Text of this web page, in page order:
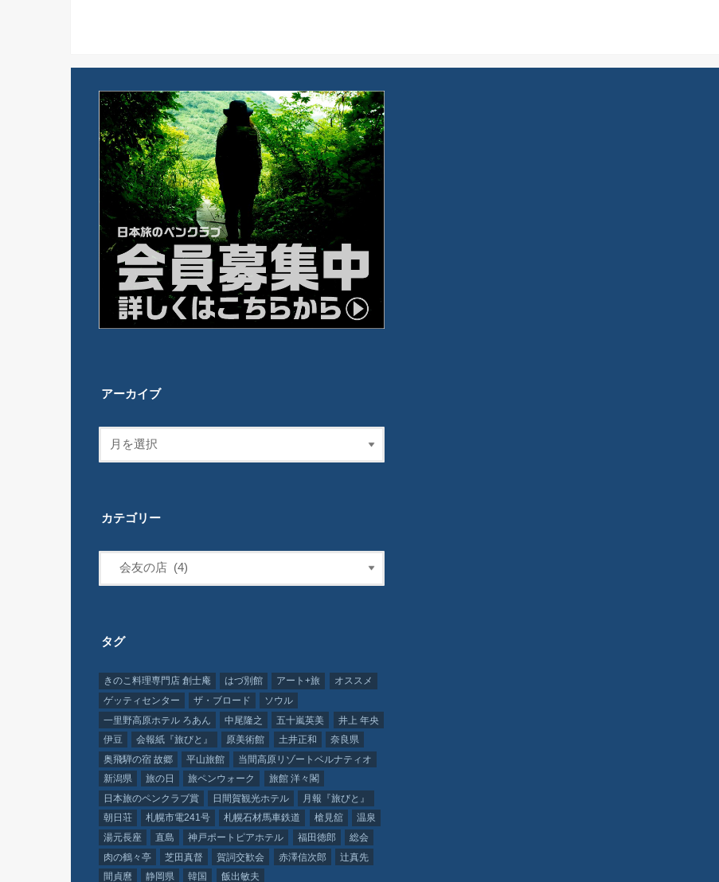
アーカイブ
カテゴリー
タグ
きのこ料理専門店 創士庵 はづ別館 アート+旅
オススメ
ゲッティセンター
ザ・ブロード
ソウル
一里野高原ホテル ろあん
中尾隆之 五十嵐英美
井上 年央
伊豆
会報紙『旅びと』 原美術館 土井正和
奈良県
奥飛騨の宿 故郷
平山旅館
当間高原リゾートベルナティオ
新潟県
旅の日 旅ペンウォーク
旅館 洋々閣
日本旅のペンクラブ賞
日間賀観光ホテル
月報『旅びと』
朝日荘
札幌市電241号 札幌石材馬車鉄道 槍見舘
温泉
湯元長座
直島 神戸ポートピアホテル 福田徳郎
総会
肉の鶴々亭
芝田真督 賀詞交歓会 赤澤信次郎
辻真先
間貞麿
静岡県 韓国 飯出敏夫